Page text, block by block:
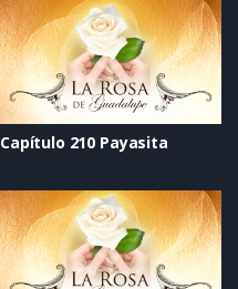
Capítulo 210 Payasita